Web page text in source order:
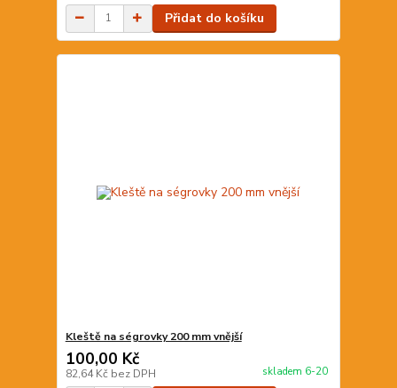
Přidat do košíku
Kleště na ségrovky 200 mm vnější
100,00 Kč
82,64 Kč bez DPH skladem 6-20